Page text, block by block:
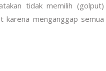
tidak memilih (golput)
karena menganggap semua